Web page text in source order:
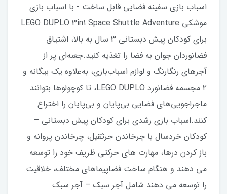
اسباب بازی سفینه فضایی قابل ساخت - با اسباب بازی
موشکی LEGO DUPLO 3in1 Space Shuttle Adventure
برای کودکان پیش دبستانی 3 سال به بالا، اشتیاق
فضانوردان جوان به فضا را تغذیه کنید.جعبه‌ای پر از
آجرهای رنگارنگ و لوازم اسباب‌بازی، به‌علاوه یک بیگانه و
۲ مجسمه فضانورد LEGO DUPLO، تا کوچولوها بتوانند
ماجراجویی‌های فضایی بی‌پایان و بی‌پایان را اختراع
کنند.اسباب بازی رشدی برای کودکان پیش دبستانی –
کودکان خردسال با چرخاندن جرثقیل، چرخاندن پروانه و
باز کردن درها، مهارت های حرکتی ظریف خود را توسعه
می دهند و هنگام ساخت فضاپیماهای مختلف، خلاقیت
را توسعه می دهند.شامل آجر سبک – آجر سبک